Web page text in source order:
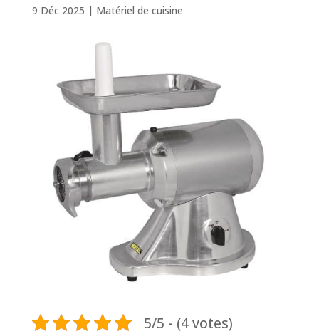
9 Déc 2025 | Matériel de cuisine
5/5 - (4 votes)